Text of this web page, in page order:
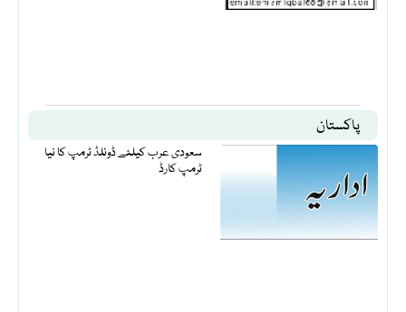
پاکستان
سعودی عرب کیلئے ڈونلڈ ٹرمپ کا نیا
ٹرمپ کارڈ